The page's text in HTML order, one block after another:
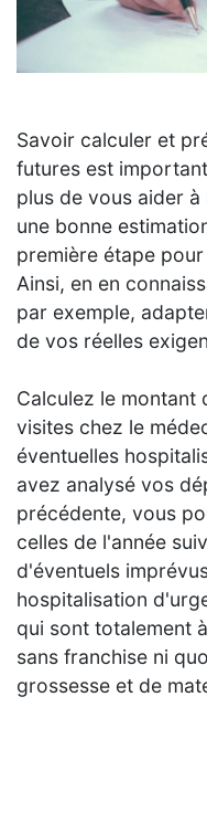
Savoir calculer et
futures est
plus de vous aider
une bonne
première étape
Ainsi, en en
par exemple,
de vos réelles
Calculez le montant
visites chez le
éventuelles
avez analysé vos
précédente, vous
celles de l'année
d'éventuels
hospitalisation
qui sont totalement
sans franchise ni
grossesse et de